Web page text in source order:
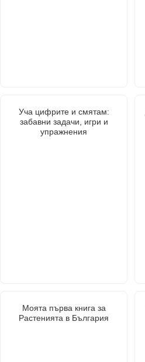
Уча цифрите и смятам:
забавни задачи, игри и
упражнения
Моята първа книга за
Растенията в България